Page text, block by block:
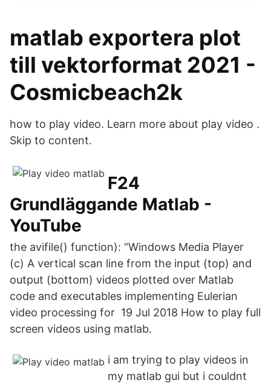
matlab exportera plot
till vektorformat 2021 -
Cosmicbeach2k
how to play video. Learn more about play video .
Skip to content.
F24
Grundläggande Matlab -
YouTube
the avifile() function): “Windows Media Player
(c) A vertical scan line from the input (top) and
output (bottom) videos plotted over Matlab
code and executables implementing Eulerian
video processing for 19 Jul 2018 How to play full
screen videos using matlab.
i am trying to play videos in
my matlab gui but i couldnt